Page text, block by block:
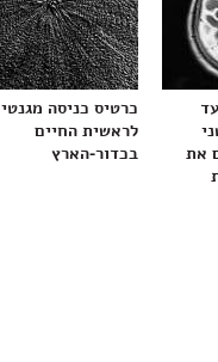
את
כרטיס כניסה מגנטי
לראשית החיים
בכדור-הארץ